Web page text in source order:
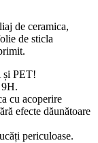
de ceramica,
de sticla
și PET!
cu acoperire
efecte dăunătoare
periculoase.